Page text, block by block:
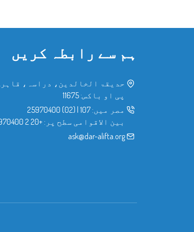
ہم سے رابطہ کریں
حدیقۃ الخالدین، دراسہ،
پی او باکس: 11675
مصر میں: 107
(02) 25970400
بین الاقوامی سطح پر: +20 2 25970400
ask@dar-alifta.org